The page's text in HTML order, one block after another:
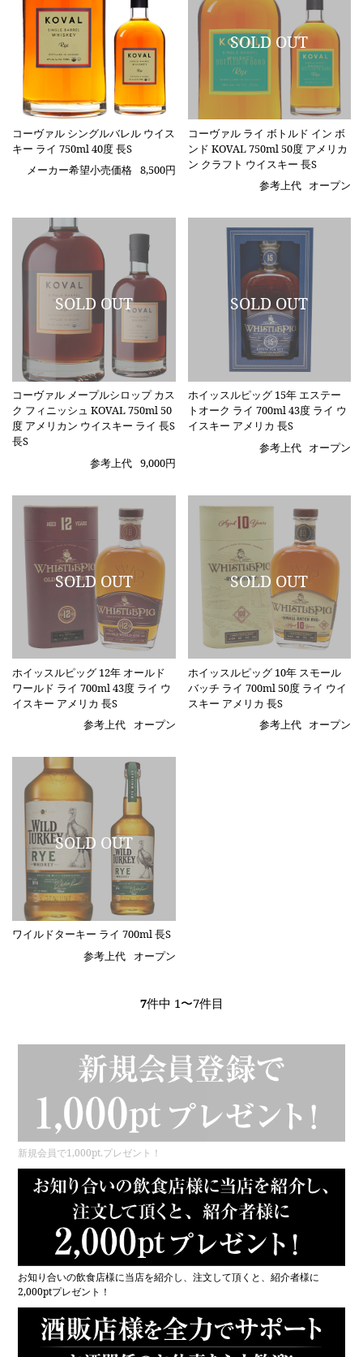
コーヴァル シングルバレル ウイス
キー ライ 750ml 40度 長S
メーカー希望小売価格 8,500円
コーヴァル ライ ボトルド イン ボ
ンド KOVAL 750ml 50度 アメリカ
ン クラフト ウイスキー 長S
参考上代 オープン
コーヴァル メープルシロップ カス
ク フィニッシュ KOVAL 750ml 50
度 アメリカン ウイスキー ライ 長S
長S
参考上代 9,000円
ホイッスルピッグ 15年 エステー
トオーク ライ 700ml 43度 ライ ウ
イスキー アメリカ 長S
参考上代 オープン
ホイッスルピッグ 12年 オールド
ワールド ライ 700ml 43度 ライ ウ
イスキー アメリカ 長S
参考上代
オープン
ホイッスルピッグ 10年 スモール
バッチ ライ 700ml 50度 ライ ウイ
スキー アメリカ 長S
参考上代 オープン
ワイルドターキー ライ 700ml 長S
参考上代
オープン
7件中 1〜7件目
新規会員で1,000pt.プレゼント！
お知り合いの飲食店様に当店を紹介し、注文して頂くと、紹介者様に
2,000ptプレゼント！